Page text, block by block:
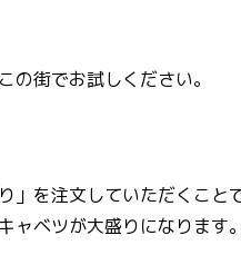
の街でお試しください。
」を注文していただくこと
ャベツが大盛りになります。